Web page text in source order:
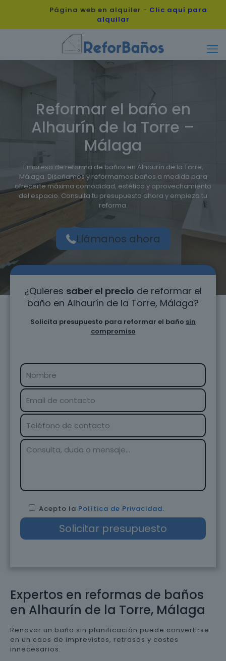
Página web en alquiler - Clic aquí para
alquilar
Reformar el baño en
Alhaurín de la Torre –
Málaga
Empresa de reforma de baños en Alhaurín de la Torre,
Málaga. Diseñamos y reformamos baños a medida para
ofrecerte máxima comodidad, estética y aprovechamiento
del espacio. Consulta tu presupuesto ahora y empieza tu
reforma.
Llámanos ahora
Expertos en reformas de baños
en Alhaurín de la Torre, Málaga
Renovar un baño sin planificación puede convertirse
en un caos de imprevistos, retrasos y costes
innecesarios.
¿Quieres saber el precio de reformar el
baño en Alhaurín de la Torre, Málaga?
Solicita presupuesto para reformar el baño sin
compromiso
Acepto la Política de Privacidad.